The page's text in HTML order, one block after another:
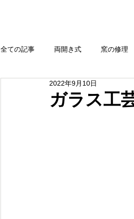
全ての記事 両開き式 窯の修理
強還元・無煙還元 扉式
ガラス工
2022年9月10日